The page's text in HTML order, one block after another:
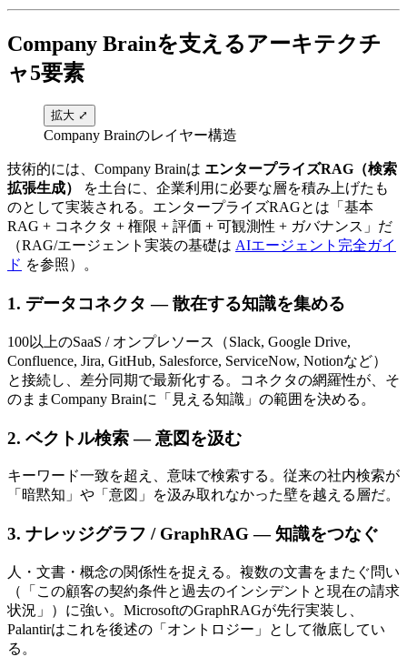
Company Brainを​​支える​​アーキテクチ
ャ5要素
拡大 ⤢
Company Brainのレイヤー構造
技術的には、​Company Brainは​ エンタープライズRAG（検索
拡張生成）
を​土台に、​企業利用に​必要な​層を​積み上げた​も
のと​して​実装される。​エンタープライズRAGとは​「基本
RAG + コネクタ + 権限 + 評価 + 可​観測性 + ガバナンス」だ​
（RAG/エージェント実装の​基礎は​ AIエージェント完全ガイ
ド を参照）。
1. データコネクタ — 散在する​​知識を​​集める
100以上の​SaaS / オンプレソース​（Slack, Google Drive,
Confluence, Jira, GitHub, Salesforce, ServiceNow, Notionなど）
と​接続し、​差分同期で​最新化する。​コネクタの​網羅性が、​そ
のまま​Company Brainに​「見える​知識」の​範囲を​決める。
2. ベクトル検索 — 意図を​​汲む
キーワード一致を​超え、​意味で​検索する。​従来の​社内検索が​
「暗黙知」や​「意図」を​汲み取れなかった​壁を​越える​層だ。
3. ナレッジグラフ / GraphRAG — 知識を​​つなぐ
人・文書・概念の​関係性を​捉える。​複数の​文書を​またぐ​問い​
（​「この​顧客の​契約条件と​過去の​インシデントと​現在の​請求
状況」）に​強い。​Microsoftの​GraphRAGが​先行実装し、​
Palantirは​これを​後述の​「オントロジー」と​して​徹底してい
る。